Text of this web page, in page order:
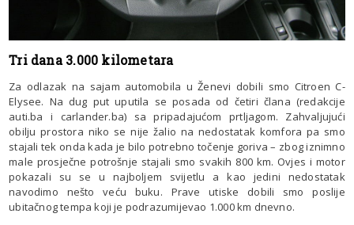
Tri dana 3.000 kilometara
Za odlazak na sajam automobila u Ženevi dobili smo Citroen C-
Elysee. Na dug put uputila se posada od četiri člana (redakcije
auti.ba i carlander.ba) sa pripadajućom prtljagom. Zahvaljujući
obilju prostora niko se nije žalio na nedostatak komfora pa smo
stajali tek onda kada je bilo potrebno točenje goriva – zbog iznimno
male prosječne potrošnje stajali smo svakih 800 km. Ovjes i motor
pokazali su se u najboljem svijetlu a kao jedini nedostatak
navodimo nešto veću buku. Prave utiske dobili smo poslije
ubitačnog tempa koji je podrazumijevao 1.000 km dnevno.